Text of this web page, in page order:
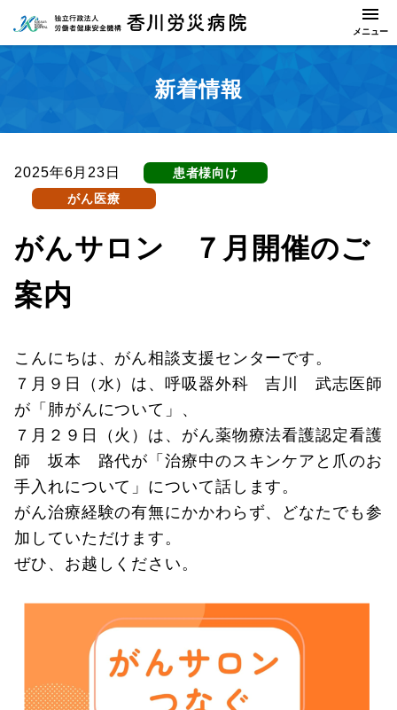
新着情報
2025年6月23日
患者様向け
がん医療
がんサロン ７月開催のご
案内
こんにちは、がん相談支援センターです。
７月９日（水）は、呼吸器外科 吉川 武志医師
が「肺がんについて」、
７月２９日（火）は、がん薬物療法看護認定看護
師 坂本 路代が「治療中のスキンケアと爪のお
手入れについて」について話します。
がん治療経験の有無にかかわらず、どなたでも参
加していただけます。
ぜひ、お越しください。